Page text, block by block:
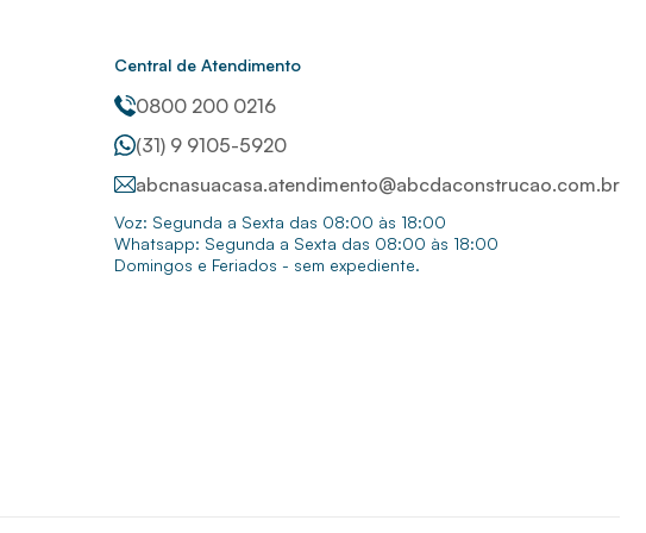
Central de Atendimento
0800 200 0216
(31) 9 9105-5920
abcnasuacasa.atendimento@abcdaconstrucao.com.br
Voz: Segunda a Sexta das 08:00 às 18:00
Whatsapp: Segunda a Sexta das 08:00 às 18:00
Domingos e Feriados - sem expediente.